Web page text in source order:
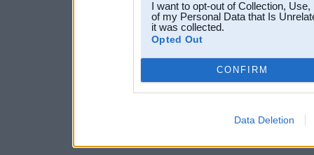
I want to opt-out of Collection,
of my Personal Data that Is
it was collected.
Opted Out
CONFIRM
Data Deletion